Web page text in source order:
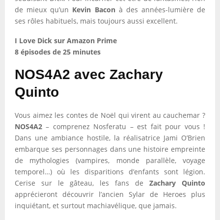
de mieux qu’un Kevin Baconà des années-lumière de
ses rôles habituels, mais toujours aussi excellent.
I Love Dick sur Amazon Prime
8 épisodes de 25 minutes
NOS4A2 avec Zachary
Quinto
Vous aimez les contes de Noël qui virent au cauchemar ?
NOS4A2 – comprenez Nosferatu – est fait pour vous !
Dans une ambiance hostile, la réalisatrice Jami O’Brien
embarque ses personnages dans une histoire empreinte
de mythologies (vampires, monde parallèle, voyage
temporel…) où les disparitions d’enfants sont légion.
Cerise sur le gâteau, les fans de Zachary Quinto
apprécieront découvrir l’ancien Sylar de Heroes plus
inquiétant, et surtout machiavélique, que jamais.